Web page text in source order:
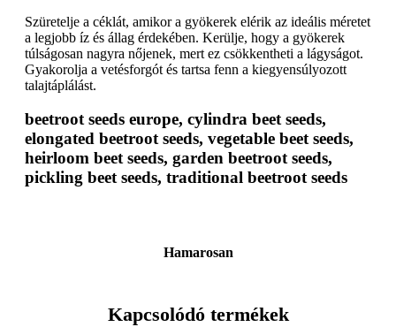
Szüretelje a céklát, amikor a gyökerek elérik az ideális méretet
a legjobb íz és állag érdekében. Kerülje, hogy a gyökerek
túlságosan nagyra nőjenek, mert ez csökkentheti a lágyságot.
Gyakorolja a vetésforgót és tartsa fenn a kiegyensúlyozott
talajtáplálást.
beetroot seeds europe, cylindra beet seeds,
elongated beetroot seeds, vegetable beet seeds,
heirloom beet seeds, garden beetroot seeds,
pickling beet seeds, traditional beetroot seeds
Hamarosan
Kapcsolódó termékek